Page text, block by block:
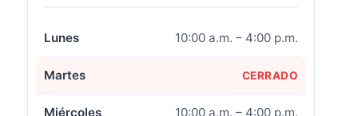
Lunes 10:00 a.m. – 4:00 p.m.
Martes CERRADO
Miércoles 10:00 a.m. – 4:00 p.m.